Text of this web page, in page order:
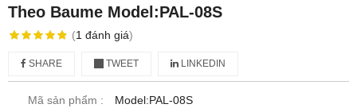
Theo Baume Model:PAL-08S
(1 đánh giá)
SHARE TWEET LINKEDIN
Mã sản phẩm :
Model:PAL-08S